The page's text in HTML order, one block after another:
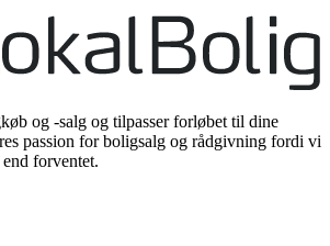
og -salg og tilpasser forløbet til dine
passion for boligsalg og rådgivning fordi vi
forventet.